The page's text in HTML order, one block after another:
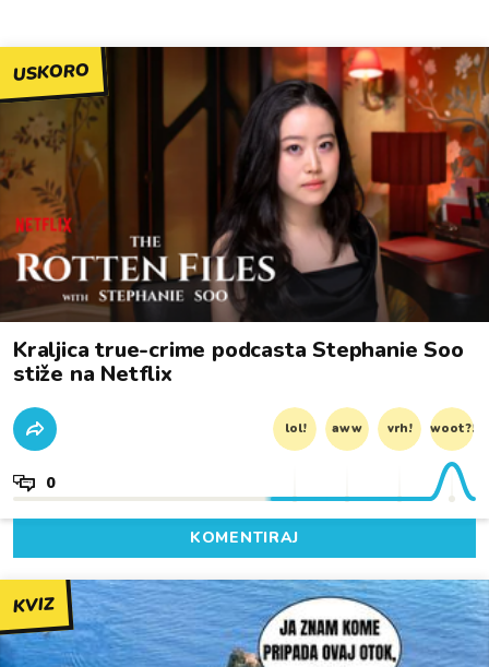
USKORO
Kraljica true-crime podcasta Stephanie Soo
stiže na Netflix
lol! aww vrh! woot?!
0
KOMENTIRAJ
KVIZ